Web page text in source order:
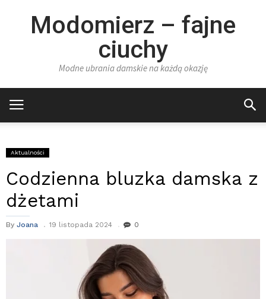
Modomierz – fajne
ciuchy
Modne ubrania damskie na każdą okazję
Aktualności
Codzienna bluzka damska z
dżetami
By Joana 19 listopada 2024 0